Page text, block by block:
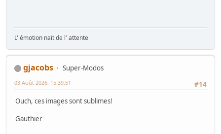
L' émotion nait de l' attente
gjacobs
Super-Modos
#14
03 Août 2026, 15:39:51
Ouch, ces images sont sublimes!
Gauthier